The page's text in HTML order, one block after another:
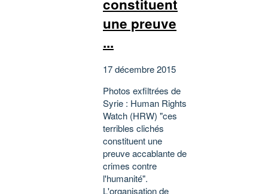
constituent
une preuve
...
17 décembre 2015
Photos exfiltrées de
Syrie : Human Rights
Watch (HRW) "ces
terribles clichés
constituent une
preuve accablante de
crimes contre
l'humanité".
L'organisation de